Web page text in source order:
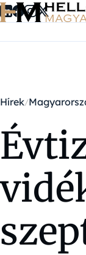
Ugrás a
Hírek